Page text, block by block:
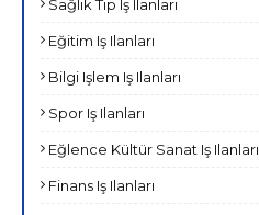
Sağlık Tıp Iş Ilanları
Eğitim Iş Ilanları
Bilgi Işlem Iş Ilanları
Spor Iş Ilanları
Eğlence Kültür Sanat Iş Ilanları
Finans Iş Ilanları